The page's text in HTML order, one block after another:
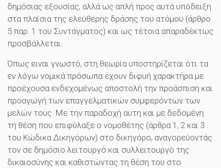
δημόσιας εξουσίας, αλλά ως απλή προς αυτά υπόδειξη
στα πλαίσια της ελεύθερης δράσης του ατόμου (άρθρο
5 παρ. 1 του Συντάγματος) και ως τέτοια απαραδέκτως
προσβάλλεται.
Όπως ειναι γνωστό, στη θεωρία υποστηρίζεται ότι τα
εν λόγω νομικά πρόσωπα έχουν διφυή χαρακτήρα με
προέχουσα ενδεχομένως αποστολή την προάσπιση και
προαγωγή των επαγγελματικών συμφερόντων των
μελών τους. Με την παραδοχή αυτη και με δεδομένη
τη θέση που επιφύλαξε ο νομοθέτης (άρθρα 1, 2 και 3
του Κώδικα Δικηγόρων) στο δικηγόρο, αναγορεύοντάς
τον σε δημόσιο λειτουργό και συλλειτουργό της
δικαιοσύνης και καθιστώντας τη θέση του στο